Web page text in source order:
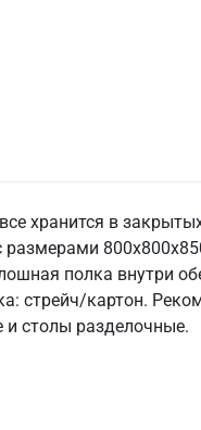
хранится в
полка внутри
стрейч/картон.
столы разделочные.